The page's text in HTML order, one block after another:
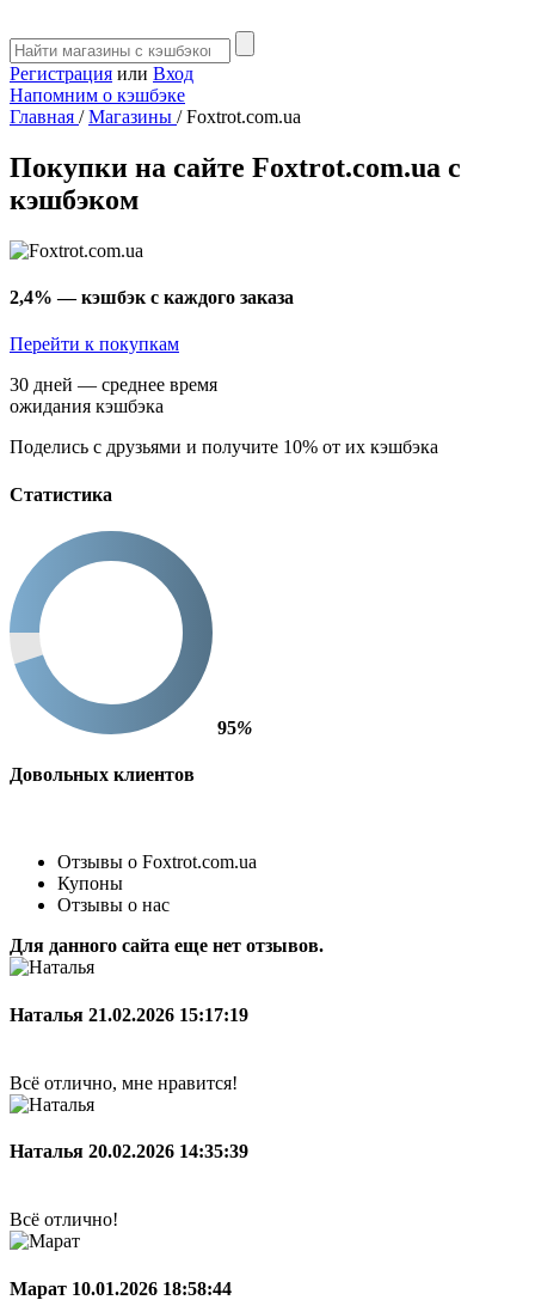
Регистрация или Вход
Напомним о кэшбэке
Главная / Магазины / Foxtrot.com.ua
Покупки на сайте Foxtrot.com.ua с
кэшбэком
2,4% — кэшбэк с каждого заказа
Перейти к покупкам
30 дней — среднее время
ожидания кэшбэка
Поделись с друзьями и получите 10% от их кэшбэка
Статистика
95%
Довольных клиентов
Отзывы о Foxtrot.com.ua
Купоны
Отзывы о нас
Для данного сайта еще нет отзывов.
Наталья 21.02.2026 15:17:19
Всё отлично, мне нравится!
Наталья 20.02.2026 14:35:39
Всё отлично!
Марат 10.01.2026 18:58:44